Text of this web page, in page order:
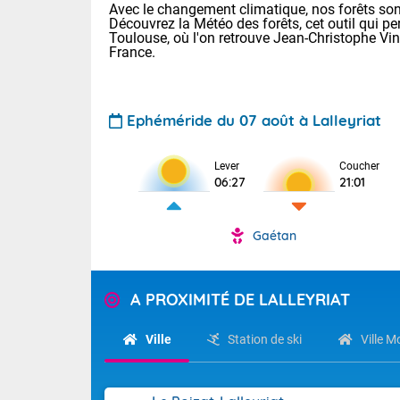
Pour la
temps
Tendance
Avec le changement climatique, nos forêts
Découvrez la Météo des forêts, cet outil qui
Toulouse, où l'on retrouve Jean-Christophe
France.
Ephéméride du 07 août à Lalleyriat
Lever
06:27
Coucher
21:01
Gaétan
A PROXIMITÉ DE LALLEYRIAT
Ville Station de ski Ville
Voici les
: 11/25
Clermont-
Lille : 12/26
Aujourd'hui
Calme,
territoire.